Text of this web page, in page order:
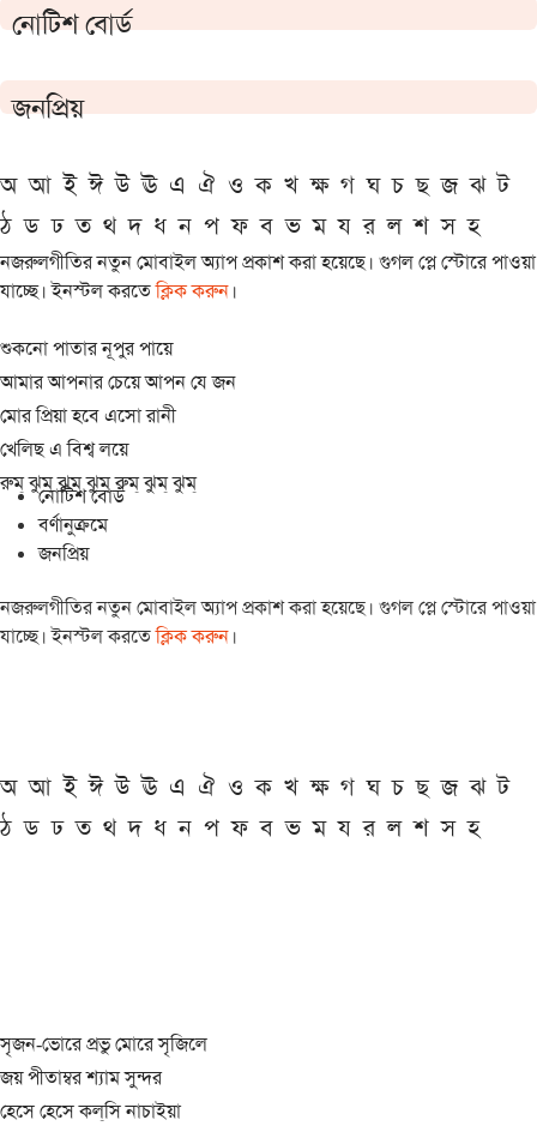
নোটিশ বোর্ড
জনপ্রিয়
অ আ ই ঈ উ ঊ এ ঐ ও ক খ ক্ষ গ ঘ চ ছ জ ঝ ট
ঠ ড ঢ ত থ দ ধ ন প ফ ব ভ ম য র ল শ স হ
নজরুলগীতির নতুন মোবাইল অ্যাপ প্রকাশ করা হয়েছে। গুগল প্লে স্টোরে পাওয়া
যাচ্ছে। ইনস্টল করতেক্লিক করুন।
শুকনো পাতার নূপুর পায়ে
আমার আপনার চেয়ে আপন যে জন
মোর প্রিয়া হবে এসো রানী
খেলিছ এ বিশ্ব লয়ে
রুম্ ঝুম্ ঝুম্ ঝুম্ রুম্ ঝুম্ ঝুম্
নোটিশ বোর্ড
বর্ণানুক্রমে
জনপ্রিয়
নজরুলগীতির নতুন মোবাইল অ্যাপ প্রকাশ করা হয়েছে। গুগল প্লে স্টোরে পাওয়া
যাচ্ছে। ইনস্টল করতেক্লিক করুন।
অ আ ই ঈ উ ঊ এ ঐ ও ক খ ক্ষ গ ঘ চ ছ জ ঝ ট
ঠ ড ঢ ত থ দ ধ ন প ফ ব ভ ম য র ল শ স হ
সৃজন-ভোরে প্রভু মোরে সৃজিলে
জয় পীতাম্বর শ্যাম সুন্দর
হেসে হেসে কল্‌সি নাচাইয়া